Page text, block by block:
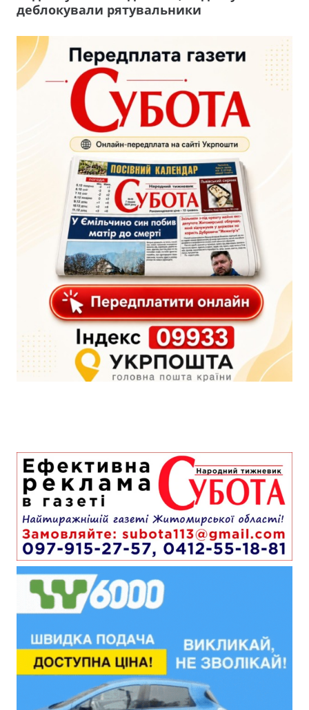
деблокували рятувальники